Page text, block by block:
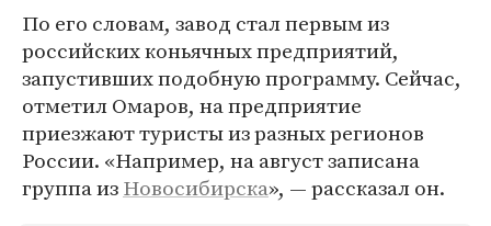
По его словам, завод стал первым из
российских коньячных предприятий,
запустивших подобную программу. Сейчас,
отметил Омаров, на предприятие
приезжают туристы из разных регионов
России. «Например, на август записана
группа изНовосибирска», — рассказал он.